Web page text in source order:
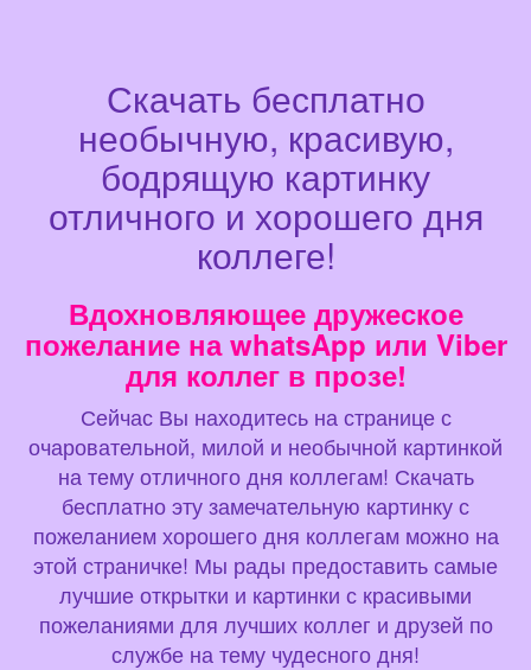
Скачать бесплатно
необычную, красивую,
бодрящую картинку
отличного и хорошего дня
коллеге!
Вдохновляющее дружеское
пожелание на whatsApp или Viber
для коллег в прозе!
Сейчас Вы находитесь на странице с
очаровательной, милой и необычной картинкой
на тему отличного дня коллегам! Скачать
бесплатно эту замечательную картинку с
пожеланием хорошего дня коллегам можно на
этой страничке! Мы рады предоставить самые
лучшие открытки и картинки с красивыми
пожеланиями для лучших коллег и друзей по
службе на тему чудесного дня!